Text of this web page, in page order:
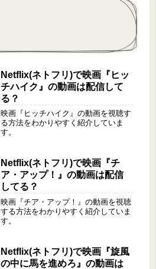
Netflix(ネトフリ)で映画『ヒッ
チハイク』の動画は配信して
る？
映画『ヒッチハイク』の動画を視聴す
る方法をわかりやすく紹介していま
す。
Netflix(ネトフリ)で映画『チ
ア・アップ！』の動画は配信
してる？
映画『チア・アップ！』の動画を視聴
する方法をわかりやすく紹介していま
す。
Netflix(ネトフリ)で映画『旋風
の中に馬を進めろ』の動画は